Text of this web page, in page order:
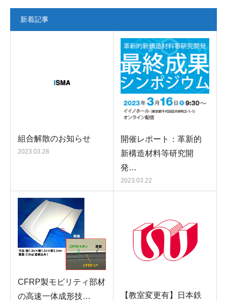
新着記事
組合解散のお知らせ
2023.03.28
開催レポート：革新的
新構造材料等研究開
発…
2023.03.22
CFRP製モビリティ部材
の高速一体成形技…
【教室変更有】日本鉄